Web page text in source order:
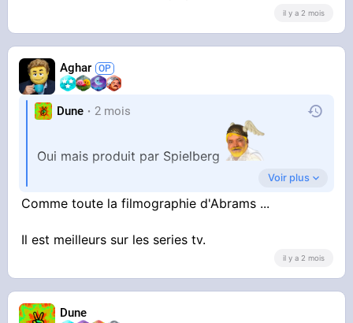
il y a 2 mois
Aghar
Dune 2 mois
Oui mais produit par Spielberg
Voir plus
Comme toute la filmographie d'Abrams ...
Il est meilleurs sur les series tv.
il y a 2 mois
Dune